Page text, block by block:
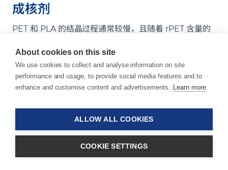
产品组合
成核剂
PET 和 PLA 的结晶过程通常较慢，且随着 rPET 含量的
SUKANO ® Nucleating Agents（成核剂）可加速结晶
过程，助您更快达成理想效果。通过调整母粒添加比例可
精准调控结晶过程，具体用量需根据材料特性及终端制品
这款成核剂可实现食品包装用 CPET 及透明 CPET Light
餐盘的高效低成本生产。
About cookies on this site
We use cookies to collect and analyse information on site
performance and usage, to provide social media features and to
enhance and customise content and advertisements. Learn more
ALLOW ALL COOKIES
COOKIE SETTINGS